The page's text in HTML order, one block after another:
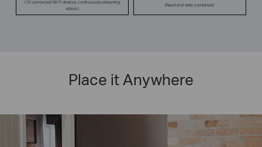
(16 connected Wi-Fi devices continuously streaming
videos.)
(Read and write combined.)
Place it Anywhere